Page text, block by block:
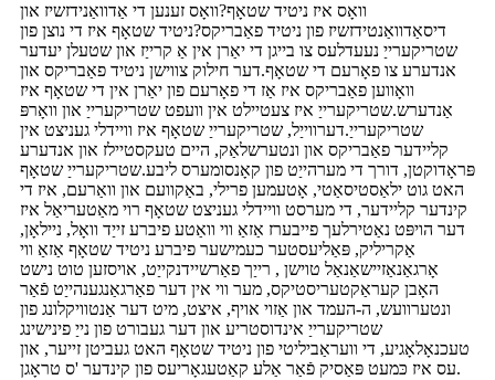
וואָס איז ניטיד שטאָף?וואָס זענען די אַדוואַנידזשיז און
דיסאַדוואַנטידזשיז פון ניטיד פאַבריקס?ניטיד שטאָף איז די נוצן פון
שטריקערייַ נעעדלעס צו בייגן די יאַרן אין אַ קרייַז און שטעלן יעדער
אנדערע צו פאָרעם די שטאָף.דער חילוק צווישן ניטיד פאַבריקס און
וואָווען פאַבריקס איז אַז די פאָרעם פון יאַרן אין די שטאָף איז
אַנדערש.שטריקערייַ איז צעטיילט אין וועפט שטריקערייַ און וואָרפּ
שטריקערייַ.דערווייַל, שטריקערייַ שטאָף איז וויידלי געניצט אין
קליידער פאַבריקס און ונטערשלאַק, היים טעקסטיילז און אנדערע
פּראָדוקטן, דורך די מערהייַט פון קאָנסומערס ליבע.שטריקערייַ שטאָף
האט גוט ילאַסטיסאַטי, אָטעמען פרילי, באַקוועם און וואַרעם, איז די
קינדער קליידער, די מערסט וויידלי געניצט שטאָף רוי מאַטעריאַל איז
דער הויפּט נאַטירלעך פייבערז אַזאַ ווי וואַטע פיברע זייַד וואָל, ניילאָן,
אַקריליק, פּאַליעסטער כעמישער פיברע ניטיד שטאָף אַזאַ ווי
אָרגאַנאַזיישאַנאַל טוישן , רייַך פאַרשיידנקייַט, אויסזען טוט נישט
האָבן קעראַקטעריסטיקס, מער ווי אין דער פאַרגאַנגענהייַט פֿאַר
ונטערוועש, ה-העמד און אַזוי אויף, איצט, מיט דער אַנטוויקלונג פון
שטריקערייַ אינדוסטריע און דער געבורט פון נייַ פינישינג
טעכנאָלאָגיע, די וועראַביליטי פון ניטיד שטאָף האט געביטן זייער, און
עס איז כּמעט פּאַסיק פֿאַר אַלע קאַטעגאָריעס פון קינדער 'ס טראָגן.